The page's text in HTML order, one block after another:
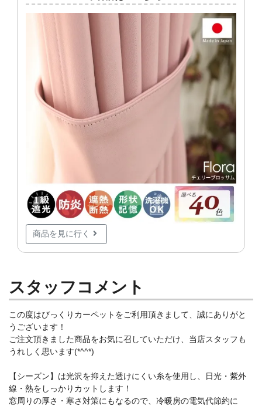
商品を見に行く
スタッフコメント
この度はびっくりカーペットをご利用頂きまして、誠にありがと
うございます！
ご注文頂きました商品をお気に召していただけ、当店スタッフも
うれしく思います(*^^*)
【シーズン】は光沢を抑えた透けにくい糸を使用し、日光・紫外
線・熱をしっかりカットします！
窓周りの厚さ・寒さ対策にもなるので、冷暖房の電気代節約に